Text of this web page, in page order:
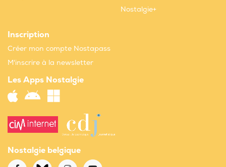
Nostalgie+
Inscription
Créer mon compte Nostapass
M'inscrire à la newsletter
Les Apps Nostalgie
Nostalgie belgique